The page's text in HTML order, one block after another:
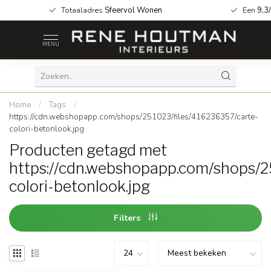
Totaaladres Sfeervol Wonen Een
MENU
Home / Tags
/
https://cdn.webshopapp.com/shops/251023/files/416236357/carte-
colori-betonlook.jpg
Producten getagd met
https://cdn.webshopapp.com/
colori-betonlook.jpg
Filters